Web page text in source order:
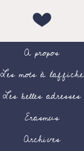
A propos
Les mots à l’affiche
Les belles adresses
Erasmus
Archives